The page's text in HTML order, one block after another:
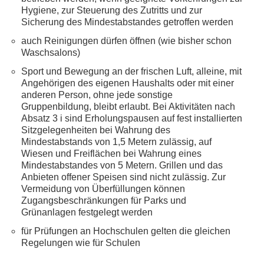
UND
KULTUR
IN
EIGENER
SACHE
MITEINANDER
ÖFFENTLICHER
RAUM UND
VERKEHR
Hygiene, zur Steuerung des Zutritts und zur
Sicherung des Mindestabstandes getroffen werden
auch Reinigungen dürfen öffnen (wie bisher schon
Waschsalons)
Sport und Bewegung an der frischen Luft, alleine, mit
Angehörigen des eigenen Haushalts oder mit einer
anderen Person, ohne jede sonstige
Gruppenbildung, bleibt erlaubt. Bei Aktivitäten nach
Absatz 3 i sind Erholungspausen auf fest installierten
Sitzgelegenheiten bei Wahrung des
Mindestabstands von 1,5 Metern zulässig, auf
Wiesen und Freiflächen bei Wahrung eines
Mindestabstandes von 5 Metern. Grillen und das
Anbieten offener Speisen sind nicht zulässig. Zur
Vermeidung von Überfüllungen können
Zugangsbeschränkungen für Parks und
Grünanlagen festgelegt werden
für Prüfungen an Hochschulen gelten die gleichen
Regelungen wie für Schulen